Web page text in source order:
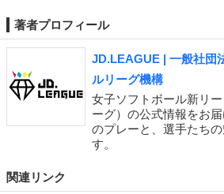
著者プロフィール
JD.LEAGUE | 一般社団
ルリーグ機構
女子ソフトボール新リ
ーグ）の公式情報をお
のプレーと、選手たち
す。
関連リンク